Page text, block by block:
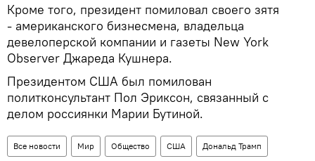
Кроме того, президент помиловал своего зятя
- американского бизнесмена, владельца
девелоперской компании и газеты New York
Observer Джареда Кушнера.
Президентом США был помилован
политконсультант Пол Эриксон, связанный с
делом россиянки Марии Бутиной.
Все новости Мир Общество США Дональд Трамп